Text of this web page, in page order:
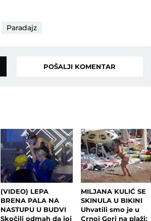
Paradajz
POŠALJI KOMENTAR
(VIDEO) LEPA
BRENA PALA NA
NASTUPU U BUDVI
Skočili odmah da joj
MILJANA KULIĆ SE
SKINULA U BIKINI
Uhvatili smo je u
Crnoj Gori na plaži: